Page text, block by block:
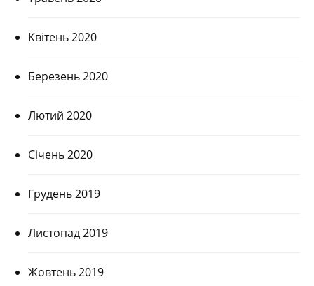
Квітень 2020
Березень 2020
Лютий 2020
Січень 2020
Грудень 2019
Листопад 2019
Жовтень 2019